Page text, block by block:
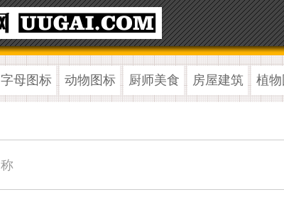
字母图标 动物图标 厨师美食 房屋建筑 植